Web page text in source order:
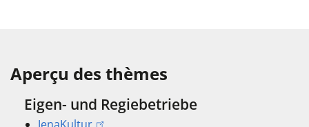
Aperçu des thèmes
Eigen- und Regiebetriebe